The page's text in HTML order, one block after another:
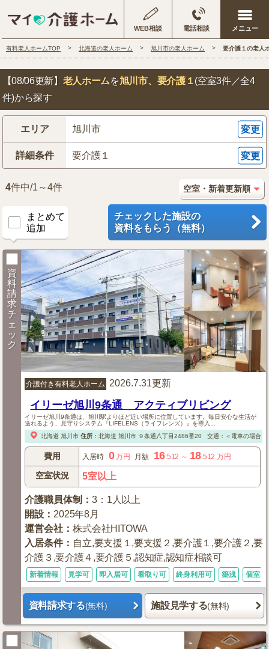
WEB相談 電話相談
有料老人ホームTOP 北海道の老人ホーム 旭川市の老人ホーム 要介護１の老人
【08/06更新】 老人ホームを旭川市、要介護１(空室3件／全4
件)から探す
エリア 旭川市 変更
詳細条件 要介護１ 変更
4件中/1～4件
まとめて
追加
チェックした施設の
資料をもらう（無料）
資
料
請
求
チ
ェ
ッ
ク
介護付き有料老人ホーム 2026.7.31更新
イリーゼ旭川9条通 アクティブリビング
イリーゼ旭川9条通は、旭川駅よりほど近い場所に位置しています。毎日安心な生活が
送れるよう、見守りシステム『LIFELENS（ライフレンズ）』を導入...
北海道 旭川市 住所： 北海道 旭川市９条通八丁目2486番20 交通：＜電車の場合＞
費用 入居時 0万円 月額 16.512 ～ 18.512 万円
空室状況 5室以上
介護職員体制 ：3：1人以上
開設 ： 2025年8月
運営会社 ：株式会社HITOWA
入居条件： 自立,要支援１,要支援２,要介護１,要介護２,要
介護３,要介護４,要介護５,認知症,認知症相談可
新着情報 見学可 即入居可 看取り可 終身利用可 築浅 個室あ
資料請求する(無料) 施設見学する(無料)